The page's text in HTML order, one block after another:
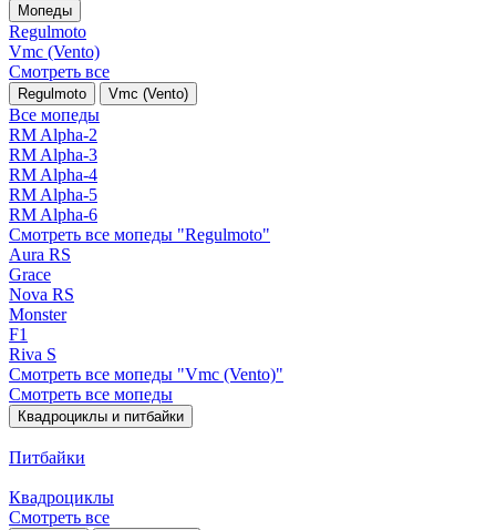
Мопеды
Regulmoto
Vmc (Vento)
Смотреть все
Regulmoto Vmc (Vento)
Все мопеды
RM Alpha-2
RM Alpha-3
RM Alpha-4
RM Alpha-5
RM Alpha-6
Смотреть все мопеды "Regulmoto"
Aura RS
Grace
Nova RS
Monster
F1
Riva S
Смотреть все мопеды "Vmc (Vento)"
Смотреть все мопеды
Квадроциклы и питбайки
Питбайки
Квадроциклы
Смотреть все